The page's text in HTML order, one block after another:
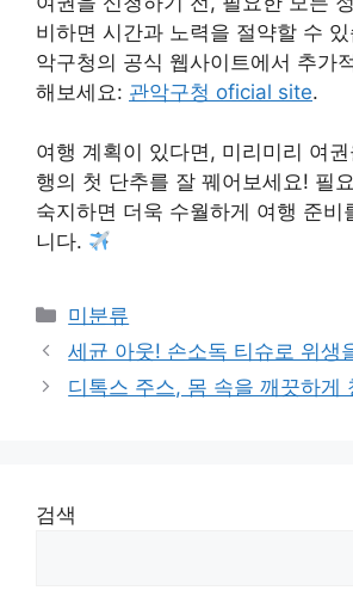
비하면 시간과 노력을 절약할 수
악구청의 공식 웹사이트에서 추가
해보세요: 관악구청 oficial site.
여행 계획이 있다면, 미리미리 여
행의 첫 단추를 잘 꿰어보세요! 필
숙지하면 더욱 수월하게 여행 준비
니다.
Categories
미분류
세균 아웃! 손소독 티슈로 위생
디톡스 주스, 몸 속을 깨끗하게
검색